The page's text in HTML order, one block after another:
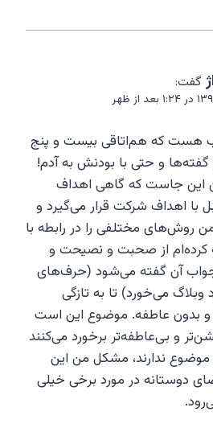
گفت:
هست که هم‌اتاقی بیست و پنج
گفته‌ها و حتی با بودنش به آدم!
جاست که گاهی اهداف
با اهداف شرکت قرار می‌گیرد و
روش‌های مختلفی را در رابطه با
کرده‌ام از صحبت و نصیحت و
جواب آن گفته می‌شود (حرف‌های
می‌خورد) تا به تازگی
و بدون عاطفه. موضوع این است
و بی‌عاطفه‌تر برخورد می‌کنند
ندارند، مشکل من این
دوستانه در مورد برخی خیلی